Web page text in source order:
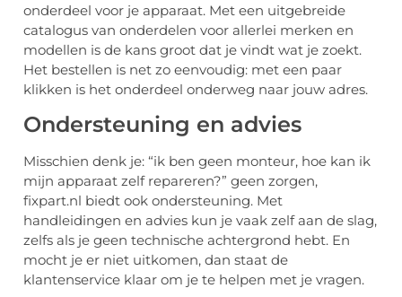
onderdeel voor je apparaat. Met een uitgebreide
catalogus van onderdelen voor allerlei merken en
modellen is de kans groot dat je vindt wat je zoekt.
Het bestellen is net zo eenvoudig: met een paar
klikken is het onderdeel onderweg naar jouw adres.
Ondersteuning en advies
Misschien denk je: “ik ben geen monteur, hoe kan ik
mijn apparaat zelf repareren?” geen zorgen,
fixpart.nl biedt ook ondersteuning. Met
handleidingen en advies kun je vaak zelf aan de slag,
zelfs als je geen technische achtergrond hebt. En
mocht je er niet uitkomen, dan staat de
klantenservice klaar om je te helpen met je vragen.